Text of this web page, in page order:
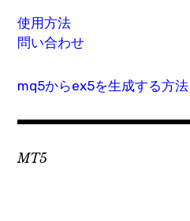
使用方法
問い合わせ
mq5からex5を生成する方法
MT5